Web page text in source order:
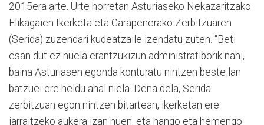
2015era arte. Urte horretan Asturiaseko Nekazaritzako
Elikagaien Ikerketa eta Garapenerako Zerbitzuaren
(Serida) zuzendari kudeatzaile izendatu zuten. “Beti
esan dut ez nuela erantzukizun administratiborik nahi,
baina Asturiasen egonda konturatu nintzen beste lan
batzuei ere heldu ahal niela. Dena dela, Serida
zerbitzuan egon nintzen bitartean, ikerketan ere
jarraitzeko aukera izan nuen, eta hango eta hemengo